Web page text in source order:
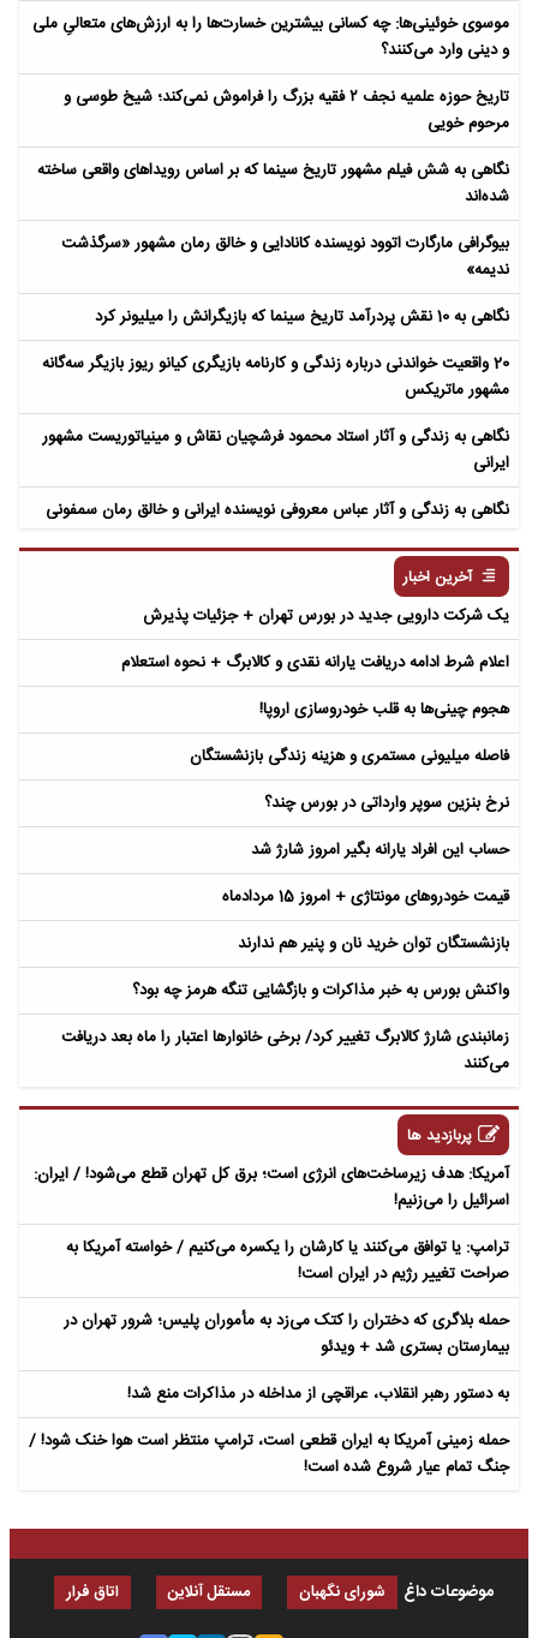
موسوی خوئینی‌ها: چه کسانی بیشترین خسارت‌ها را به ارزش‌های متعالیِ ملی
و دینی وارد می‌کنند؟
تاریخ حوزه علمیه نجف ۲ فقیه بزرگ را فراموش نمی‌کند؛ شیخ طوسی و
مرحوم خویی
نگاهی به شش فیلم مشهور تاریخ سینما که بر اساس رویداهای واقعی ساخته
شده‌اند
بیوگرافی مارگارت اتوود نویسنده کانادایی و خالق رمان مشهور «سرگذشت
ندیمه»
نگاهی به 10 نقش پردرآمد تاریخ سینما که بازیگرانش را میلیونر کرد
20 واقعیت خواندنی درباره زندگی و کارنامه بازیگری کیانو ریوز بازیگر سه‌گانه
مشهور ماتریکس
نگاهی به زندگی و آثار استاد محمود فرشچیان نقاش و مینیاتوریست مشهور
ایرانی
نگاهی به زندگی و آثار عباس معروفی نویسنده ایرانی و خالق رمان سمفونی
آخرین اخبار
یک شرکت دارویی جدید در بورس تهران + جزئیات پذیرش
اعلام شرط ادامه دریافت یارانه نقدی و کالابرگ + نحوه استعلام
هجوم چینی‌ها به قلب خودروسازی اروپا!
فاصله میلیونی مستمری و هزینه زندگی بازنشستگان
نرخ بنزین سوپر وارداتی در بورس چند؟
حساب این افراد یارانه بگیر امروز شارژ شد
قیمت خودروهای مونتاژی + امروز 15 مردادماه
بازنشستگان توان خرید نان و پنیر هم ندارند
واکنش بورس به خبر مذاکرات و بازگشایی تنگه هرمز چه بود؟
زمانبندی شارژ کالابرگ تغییر کرد/ برخی خانوارها اعتبار را ماه بعد دریافت
می‌کنند
پربازدید ها
آمریکا: هدف زیرساخت‌های انرژی است؛ برق کل تهران قطع می‌شود! / ایران:
اسرائیل را می‌زنیم!
ترامپ: یا توافق می‌کنند یا کارشان را یکسره می‌کنیم / خواسته آمریکا به
صراحت تغییر رژیم در ایران است!
حمله بلاگری که دختران را کتک می‌زد به مأموران پلیس؛ شرور تهران در
بیمارستان بستری شد + ویدئو
به دستور رهبر انقلاب، عراقچی از مداخله در مذاکرات منع شد!
حمله زمینی آمریکا به ایران قطعی است، ترامپ منتظر است هوا خنک شود! /
جنگ تمام عیار شروع شده است!
موضوعات داغ شورای نگهبان مستقل آنلاین اتاق فرار